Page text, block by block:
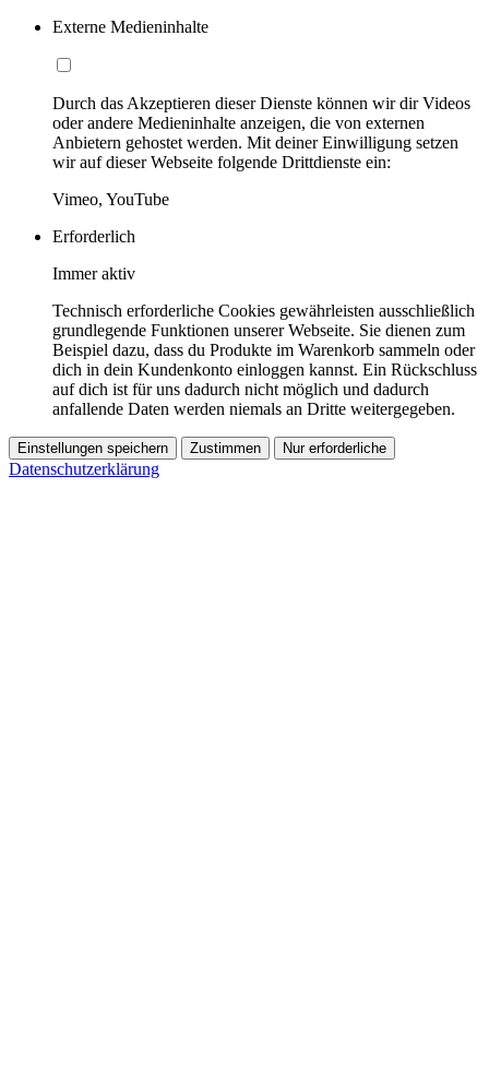
Externe Medieninhalte
Durch das Akzeptieren dieser Dienste können wir dir Videos
oder andere Medieninhalte anzeigen, die von externen
Anbietern gehostet werden. Mit deiner Einwilligung setzen
wir auf dieser Webseite folgende Drittdienste ein:
Vimeo, YouTube
Erforderlich
Immer aktiv
Technisch erforderliche Cookies gewährleisten ausschließlich
grundlegende Funktionen unserer Webseite. Sie dienen zum
Beispiel dazu, dass du Produkte im Warenkorb sammeln oder
dich in dein Kundenkonto einloggen kannst. Ein Rückschluss
auf dich ist für uns dadurch nicht möglich und dadurch
anfallende Daten werden niemals an Dritte weitergegeben.
Einstellungen speichern Zustimmen Nur erforderliche
Datenschutzerklärung